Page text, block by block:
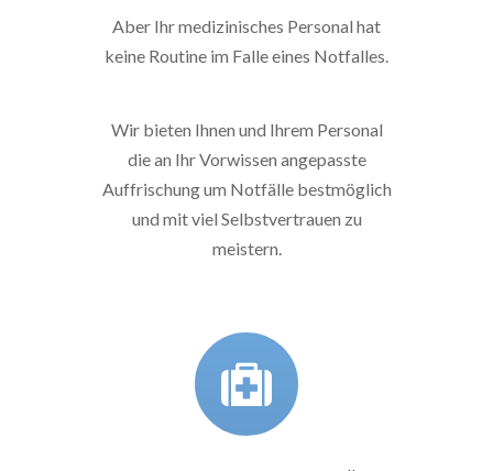
Aber Ihr medizinisches Personal hat
keine Routine im Falle eines Notfalles.
Wir bieten Ihnen und Ihrem Personal
die an Ihr Vorwissen angepasste
Auffrischung um Notfälle bestmöglich
und mit viel Selbstvertrauen zu
meistern.